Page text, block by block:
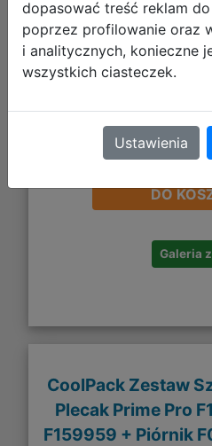
DO
Galeria
CoolPack Zestaw
Plecak Prime Pro
F159959 + Piórnik
dopasować treść reklam
poprzez profilowanie oraz
i analitycznych, konieczne
wszystkich ciasteczek.
Ustawienia